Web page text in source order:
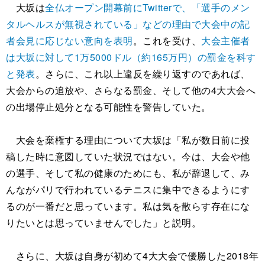
大坂は全仏オープン開幕前にTwitterで、「選手のメン
タルヘルスが無視されている」などの理由で大会中の記
者会見に応じない意向を表明。これを受け、 大会主催者
は大坂に対して1万5000ドル（約165万円）の罰金を科す
と発表。さらに、これ以上違反を繰り返すのであれば、
大会からの追放や、さらなる罰金、そして他の4大大会へ
の出場停止処分となる可能性を警告していた。
大会を棄権する理由について大坂は「私が数日前に投
稿した時に意図していた状況ではない。今は、大会や他
の選手、そして私の健康のためにも、私が辞退して、み
んながパリで行われているテニスに集中できるようにす
るのが一番だと思っています。私は気を散らす存在にな
りたいとは思っていませんでした」と説明。
さらに、大坂は自身が初めて4大大会で優勝した2018年